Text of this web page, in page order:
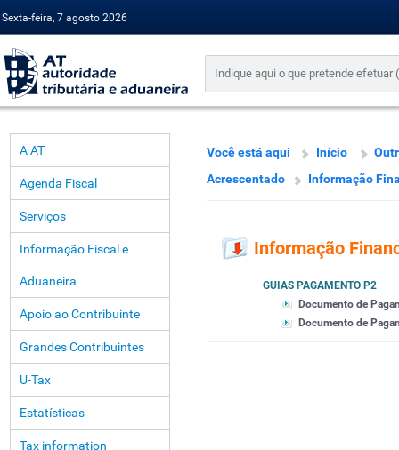
Sexta-feira, 7 agosto 2026
A AT
Agenda Fiscal
Serviços
Informação Fiscal e
Aduaneira
Apoio ao Contribuinte
Grandes Contribuintes
U-Tax
Estatísticas
Tax information
Você está aqui Início
Acrescentado
Informação
Informação
GUIAS PAGAMENTO P2
Documento de
Documento de